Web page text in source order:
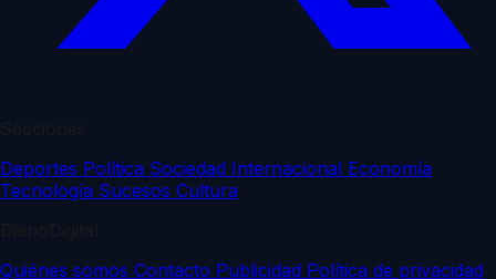
Deportes Política Sociedad Internacional Economía
Tecnología Sucesos Cultura
Quiénes somos Contacto Publicidad Política de privacidad